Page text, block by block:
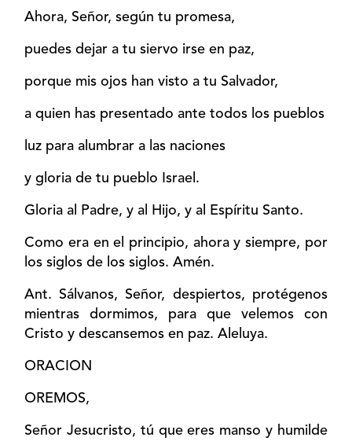
Ahora, Señor, según tu promesa,
puedes dejar a tu siervo irse en paz,
porque mis ojos han visto a tu Salvador,
a quien has presentado ante todos los pueblos
luz para alumbrar a las naciones
y gloria de tu pueblo Israel.
Gloria al Padre, y al Hijo, y al Espíritu Santo.
Como era en el principio, ahora y siempre, por
los siglos de los siglos. Amén.
Ant. Sálvanos, Señor, despiertos, protégenos
mientras dormimos, para que velemos con
Cristo y descansemos en paz. Aleluya.
ORACION
OREMOS,
Señor Jesucristo, tú que eres manso y humilde